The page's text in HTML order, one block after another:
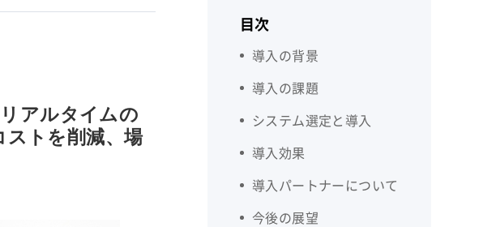
アルタイムの
ストを削減、場
目次
導入の背景
導入の課題
システム選定と導入
導入効果
導入パートナーについて
今後の展望